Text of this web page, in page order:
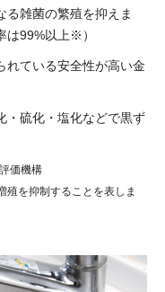
る雑菌の繁殖を抑えま
は99%以上※）
れている安全性が高い金
・硫化・塩化などで黒ず
価機構
殖を抑制することを表しま